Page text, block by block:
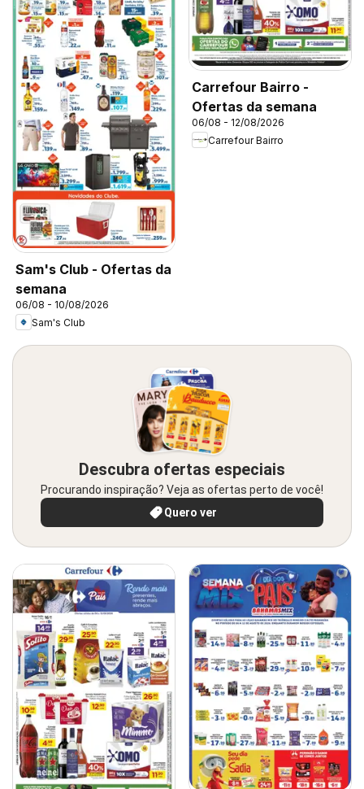
Sam's Club - Ofertas da
semana
06/08 - 10/08/2026
Sam's Club
Carrefour Bairro -
Ofertas da semana
06/08 - 12/08/2026
Carrefour Bairro
Descubra ofertas especiais
Procurando inspiração? Veja as ofertas perto de você!
Quero ver